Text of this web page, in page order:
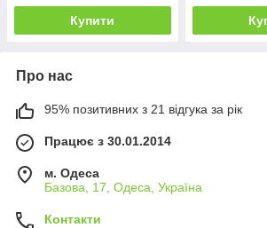
Купити
Про нас
95% позитивних з 21 відгука за рік
Працює з 30.01.2014
м. Одеса
Базова, 17, Одеса, Україна
Контакти